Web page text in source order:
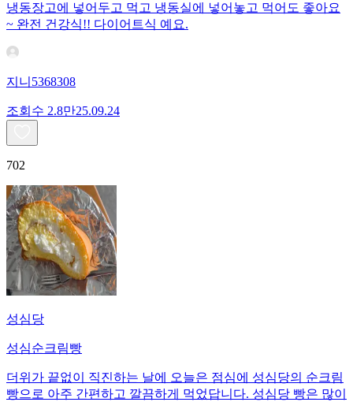
냉동장고에 넣어두고 먹고 냉동실에 넣어놓고 먹어도 좋아요
~ 완전 건강식!! 다이어트식 예요.
지니5368308
조회수 2.8만25.09.24
702
성심당
성심순크림빵
더위가 끝없이 직진하는 날에 오늘은 점심에 성심당의 순크림
빵으로 아주 간편하고 깔끔하게 먹었답니다. 성심당 빵은 많이